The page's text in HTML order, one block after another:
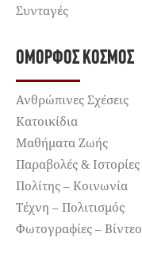
Συνταγές
ΌΜΟΡΦΟΣ ΚΌΣΜΟΣ
Ανθρώπινες Σχέσεις
Κατοικίδια
Μαθήματα Ζωής
Παραβολές & Ιστορίες
Πολίτης – Κοινωνία
Τέχνη – Πολιτισμός
Φωτογραφίες – Βίντεο